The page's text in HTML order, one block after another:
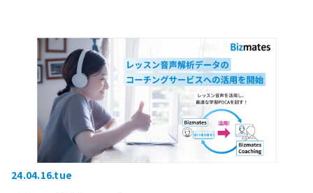
24.04.16.tue